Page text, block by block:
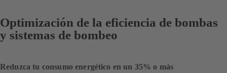
Optimización de la eficiencia de bombas
y sistemas de bombeo
Reduzca tu consumo energético en un 35% o más